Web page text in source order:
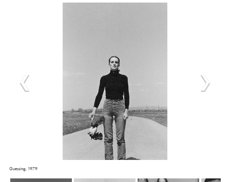
Guessing, 1979